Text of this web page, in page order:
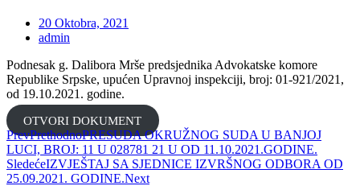
20 Oktobra, 2021
admin
Podnesak g. Dalibora Mrše predsjednika Advokatske komore
Republike Srpske, upućen Upravnoj inspekciji, broj: 01-921/2021,
od 19.10.2021. godine.
OTVORI DOKUMENT
PrevPrethodnoPRESUDA OKRUŽNOG SUDA U BANJOJ
LUCI, BROJ: 11 U 028781 21 U OD 11.10.2021.GODINE.
SledećeIZVJEŠTAJ SA SJEDNICE IZVRŠNOG ODBORA OD
25.09.2021. GODINE.Next